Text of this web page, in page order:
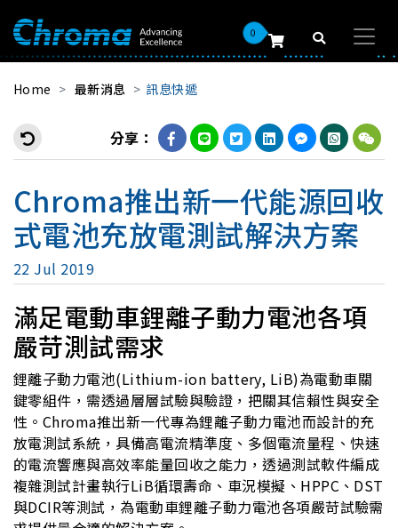
0
Home 最新消息 訊息快遞
分享：
Chroma推出新一代能源回收
式電池充放電測試解決方案
22 Jul 2019
滿足電動車鋰離子動力電池各項
嚴苛測試需求
鋰離子動力電池(Lithium-ion battery, LiB)為電動車關
鍵零組件，需透過層層試驗與驗證，把關其信賴性與安全
性。Chroma推出新一代專為鋰離子動力電池而設計的充
放電測試系統，具備高電流精準度、多個電流量程、快速
的電流響應與高效率能量回收之能力，透過測試軟件編成
複雜測試計畫執行LiB循環壽命、車況模擬、HPPC、DST
與DCIR等測試，為電動車鋰離子動力電池各項嚴苛試驗需